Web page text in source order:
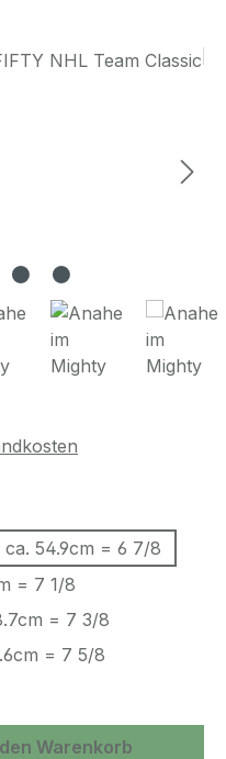
ca. 54.9cm = 6 7/8
= 7 1/8
= 7 3/8
= 7 5/8
Warenkorb